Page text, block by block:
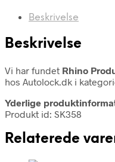
Beskrivelse
Beskrivelse
Vi har fundet Rhino
hos Autolock.dk i
Yderlige
Produkt id: SK358
Relaterede